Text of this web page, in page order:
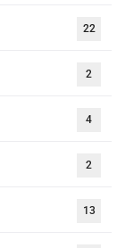
22
2
4
2
13